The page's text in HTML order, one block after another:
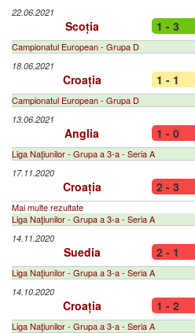
22.06.2021
Scoția 1 - 3
Campionatul European - Grupa D
18.06.2021
Croația 1 - 1
Campionatul European - Grupa D
13.06.2021
Anglia 1 - 0
Liga Naţiunilor - Grupa a 3-a - Seria A
17.11.2020
Croația 2 - 3
Mai multe rezultate
Liga Naţiunilor - Grupa a 3-a - Seria A
14.11.2020
Suedia 2 - 1
Liga Naţiunilor - Grupa a 3-a - Seria A
14.10.2020
Croația 1 - 2
Liga Naţiunilor - Grupa a 3-a - Seria A